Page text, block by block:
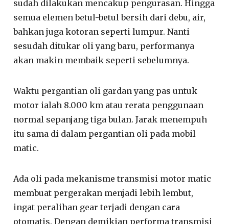
sudah dilakukan mencakup pengurasan. Hingga
semua elemen betul-betul bersih dari debu, air,
bahkan juga kotoran seperti lumpur. Nanti
sesudah ditukar oli yang baru, performanya
akan makin membaik seperti sebelumnya.
Waktu pergantian oli gardan yang pas untuk
motor ialah 8.000 km atau rerata penggunaan
normal sepanjang tiga bulan. Jarak menempuh
itu sama di dalam pergantian oli pada mobil
matic.
Ada oli pada mekanisme transmisi motor matic
membuat pergerakan menjadi lebih lembut,
ingat peralihan gear terjadi dengan cara
otomatis. Dengan demikian performa transmisi